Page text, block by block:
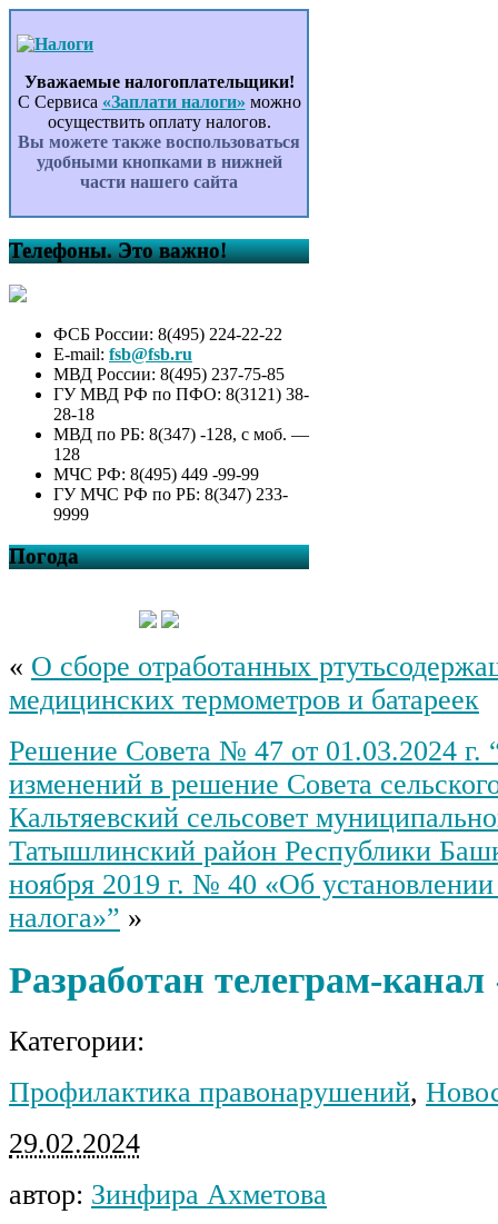
Уважаемые налогоплательщики!
С Сервиса «Заплати налоги» можно
осуществить оплату налогов.
Вы можете также воспользоваться
удобными кнопками в нижней
части нашего сайта
Телефоны. Это важно!
ФСБ России: 8(495) 224-22-22
E-mail: fsb@fsb.ru
МВД России: 8(495) 237-75-85
ГУ МВД РФ по ПФО: 8(3121) 38-
28-18
МВД по РБ: 8(347) -128, с моб. —
128
МЧС РФ: 8(495) 449 -99-99
ГУ МЧС РФ по РБ: 8(347) 233-
9999
Погода
« О сборе отработанных
медицинских термометров и батареек
Решение Совета № 47 от 01.03.2024 г.
изменений в решение Совета
Кальтяевский сельсовет
Татышлинский район Республики
ноября 2019 г. № 40 «Об установлении
налога»” »
Разработан телеграм-
Категории:
Профилактика правонарушений,
29.02.2024
автор: Зинфира Ахметова